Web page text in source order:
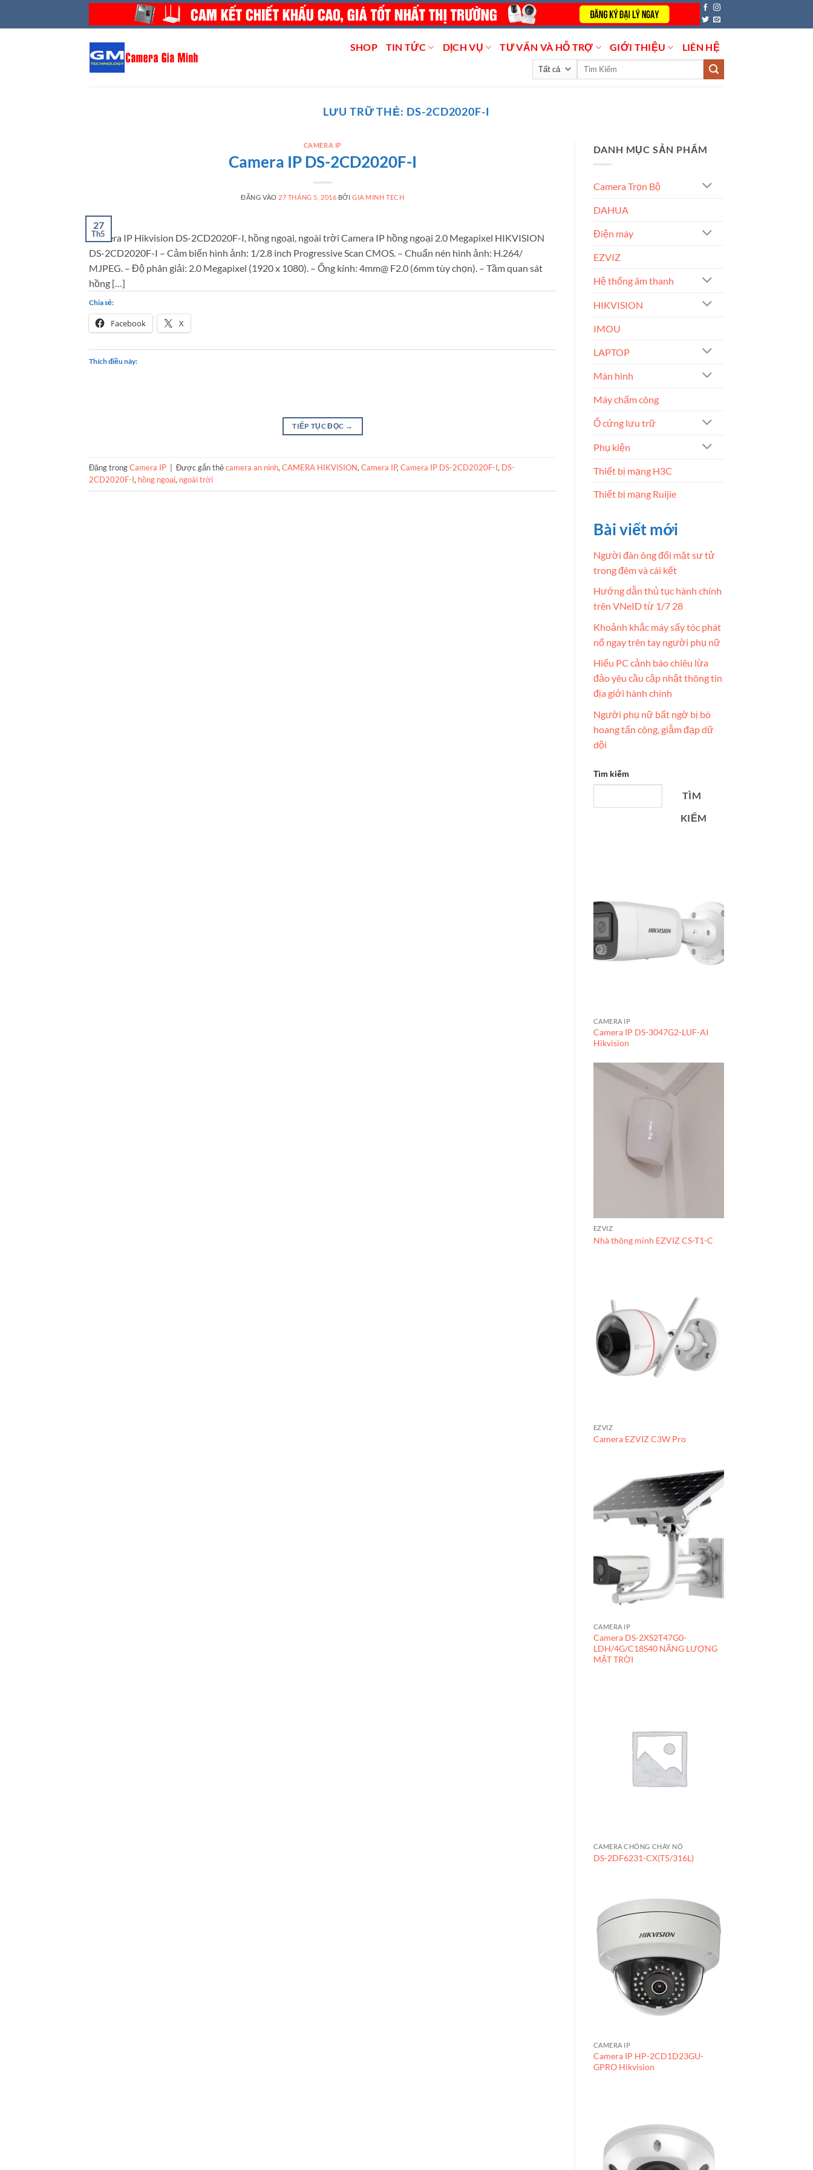
SHOP TIN TỨC DỊCH VỤ TƯ VẤN VÀ HỖ TRỢ GIỚI THIỆU LIÊN HỆ
Tìm
LƯU TRỮ THẺ: DS-2CD2020F-I
CAMERA IP
Camera IP DS-2CD2020F-I
ĐĂNG VÀO 27 THÁNG 5, 2016 BỞIGIA MINH TECH
27
Th5
Camera IP Hikvision DS-2CD2020F-I, hồng ngoại, ngoài trời Camera IP hồng ngoại 2.0 Megapixel HIKVISION
DS-2CD2020F-I – Cảm biến hình ảnh: 1/2.8 inch Progressive Scan CMOS. – Chuẩn nén hình ảnh: H.264/
MJPEG. – Độ phân giải: 2.0 Megapixel (1920 x 1080). – Ống kính: 4mm@ F2.0 (6mm tùy chọn). – Tầm quan sát
hồng […]
Chia sẻ:
Facebook X
Thích điều này:
TIẾP TỤC ĐỌC →
Đăng trongCamera IP Được gắn thẻcamera an ninh, CAMERA HIKVISION, Camera IP, Camera IP DS-2CD2020F-I, DS-
2CD2020F-I, hồng ngoại, ngoài trời
DANH MỤC SẢN PHẨM
Camera Trọn Bộ
DAHUA
Điện máy
EZVIZ
Hệ thống âm thanh
HIKVISION
IMOU
LAPTOP
Màn hình
Máy chấm công
Ổ cứng lưu trữ
Phụ kiện
Thiết bị mạng H3C
Thiết bị mạng Ruijie
Bài viết mới
Người đàn ông đối mặt sư tử
trong đêm và cái kết
Hướng dẫn thủ tục hành chính
trên VNeID từ 1/7 28
Khoảnh khắc máy sấy tóc phát
nổ ngay trên tay người phụ nữ
Hiếu PC cảnh báo chiêu lừa
đảo yêu cầu cập nhật thông tin
địa giới hành chính
Người phụ nữ bất ngờ bị bò
hoang tấn công, giẫm đạp dữ
dội
Tìm kiếm
TÌM
KIẾM
CAMERA IP
Camera IP DS-3047G2-LUF-AI
Hikvision
EZVIZ
Nhà thông minh EZVIZ CS-T1-C
EZVIZ
Camera EZVIZ C3W Pro
CAMERA IP
Camera DS-2XS2T47G0-
LDH/4G/C18S40 NĂNG LƯỢNG
MẶT TRỜI
CAMERA CHỐNG CHÁY NỔ
DS-2DF6231-CX(T5/316L)
CAMERA IP
Camera IP HP-2CD1D23GU-
GPRO Hikvision